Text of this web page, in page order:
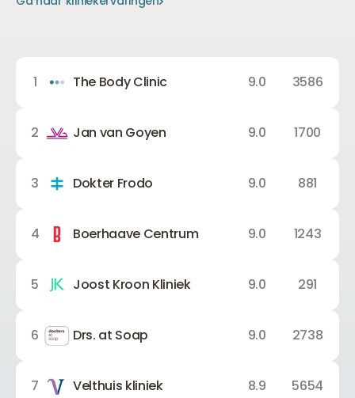
1 The Body Clinic 9.0 3586
2 Jan van Goyen 9.0 1700
3 Dokter Frodo 9.0 881
4 Boerhaave Centrum 9.0 1243
5 Joost Kroon Kliniek 9.0 291
6 Drs. at Soap 9.0 2738
7 Velthuis kliniek 8.9 5654